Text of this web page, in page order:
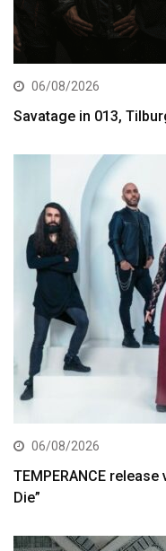
06/08/2026
Savatage in 013,
06/08/2026
TEMPERANCE
Die”